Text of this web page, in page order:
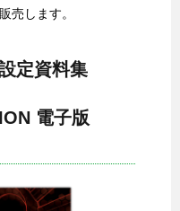
売します。
定資料集
電子版